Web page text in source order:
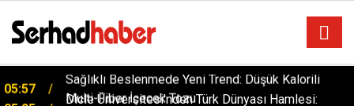
05:57
Multi-Fiber İçecek Tozu
05:25
Dicle Üniversitesi'nden Türk Dünyası Hamlesi:
Cengiz Aytmatov Sempozyumu Diyarbakır'da!